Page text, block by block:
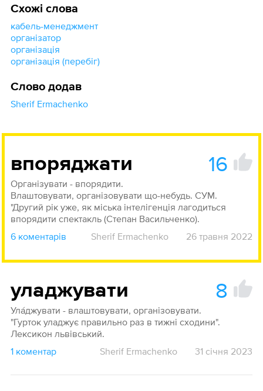
Схожі слова
кабель-менеджмент
організатор
організація
організація (перебіг)
Слово додав
Sherif Ermachenko
впоряджати 16
Організувати - впорядити.
Влаштовувати, організовувати що-небудь. СУМ.
"Другий рік уже, як міська інтелігенція лагодиться
впорядити спектакль (Степан Васильченко).
6 коментарів
Sherif Ermachenko 26 травня 2022
уладжувати 8
Ула́джувати - влаштовувати, організовувати.
"Гурток уладжує правильно раз в тижні сходини".
Лексикон львівський.
1 коментар
Sherif Ermachenko 31 січня 2023